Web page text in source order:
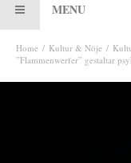
MENU
Home Kultur & Nöje
”Flammenwerfer” gestaltar